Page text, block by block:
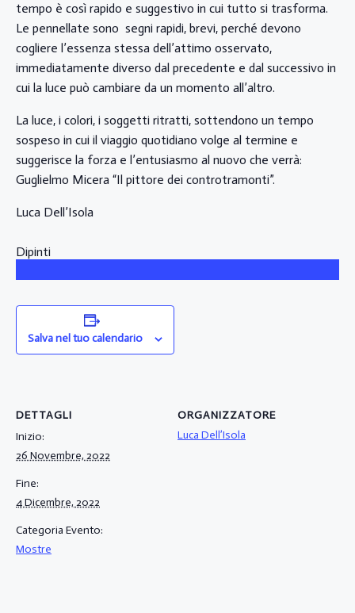
tempo è così rapido e suggestivo in cui tutto si trasforma.
Le pennellate sono segni rapidi, brevi, perché devono
cogliere l’essenza stessa dell’attimo osservato,
immediatamente diverso dal precedente e dal successivo in
cui la luce può cambiare da un momento all’altro.
La luce, i colori, i soggetti ritratti, sottendono un tempo
sospeso in cui il viaggio quotidiano volge al termine e
suggerisce la forza e l’entusiasmo al nuovo che verrà:
Guglielmo Micera “Il pittore dei controtramonti”.
Luca Dell’Isola
Dipinti
Salva nel tuo calendario
DETTAGLI
Inizio:
26 Novembre, 2022
Fine:
4 Dicembre, 2022
Categoria Evento:
Mostre
ORGANIZZATORE
Luca Dell’Isola